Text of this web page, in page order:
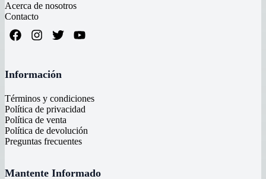
Acerca de nosotros
Contacto
Información
Términos y condiciones
Política de privacidad
Política de venta
Política de devolución
Preguntas frecuentes
Mantente Informado